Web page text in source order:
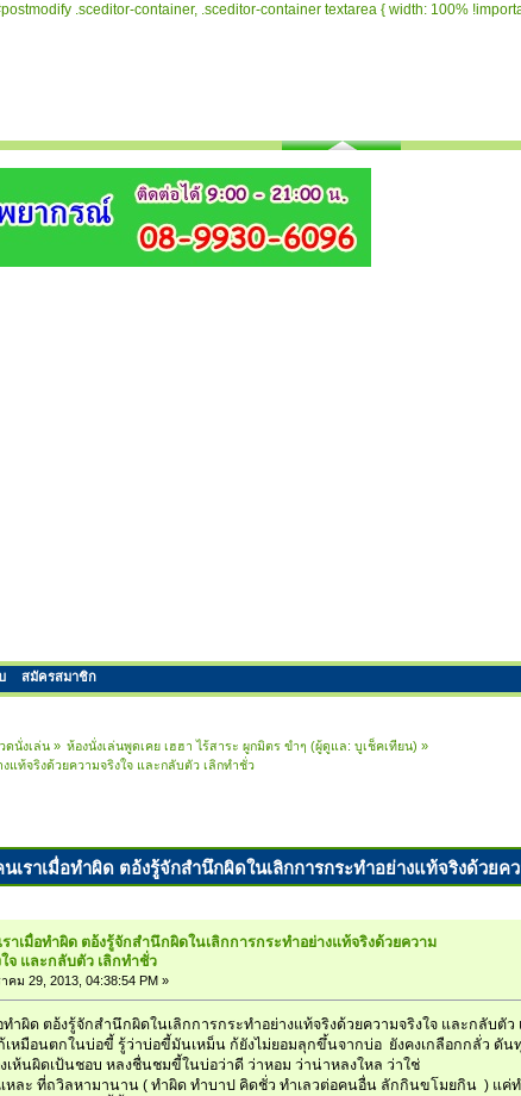
.sceditor-container, .sceditor-container textarea { width: 100%
สมัครสมาชิก
ดนั่งเล่น» ห้องนั่งเล่นพูดเคย เฮฮา ไร้สาระ ผูกมิตร ขำๆ (ผู้ดูแล:บูเช็คเทียน) »
แท้จริงด้วยความจริงใจ และกลับตัว เลิกทำชั่ว
เราเมื่อทำผิด ตอ้งรู้จักสำนึกผิดในเลิกการกระทำอย่างแท้จริงด้วยค
ราเมื่อทำผิด ตอ้งรู้จักสำนึกผิดในเลิกการกระทำอย่างแท้จริงด้วยความ
ใจ และกลับตัว เลิกทำชั่ว
คม 29, 2013, 04:38:54 PM »
ทำผิด ตอ้งรู้จักสำนึกผิดในเลิกการกระทำอย่างแท้จริงด้วยความจริงใจ และกลับตั
เหมือนตกในบ่อขี้ รู้ว่าบ่อขี้มันเหม็น ก้ยังไม่ยอมลุกขึ้นจากบ่อ ยังคงเกลือกกลั่ว ดั
เห้นผิดเป้นชอบ หลงชื่นชมขี้ในบ่อว่าดี ว่าหอม ว่าน่าหลงใหล ว่าใช่
ละ ที่ถวิลหามานาน ( ทำผิด ทำบาป คิดชั่ว ทำเลวต่อคนอื่น ลักกินขโมยกิน ) แค่ท